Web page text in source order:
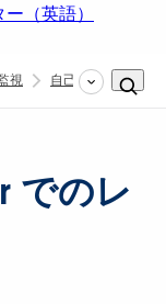
（英語）
視 自己管理接続モー
でのレ